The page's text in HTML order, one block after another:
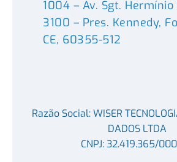
1004 – Av. Sgt. Hermínio
3100 – Pres. Kennedy,
CE, 60355-512
Razão Social: WISER
DADOS LTDA
CNPJ: 32.419.365/